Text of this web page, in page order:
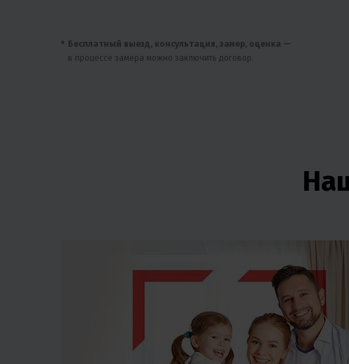
Бесплатный выезд, консультация, замер, оценка —
в процессе замера можно заключить договор.